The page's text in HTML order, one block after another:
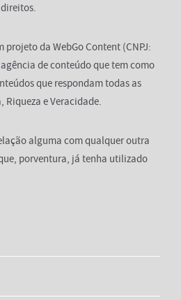
projeto da WebGo Content (CNPJ:
de conteúdo que tem como
que respondam todas as
Riqueza e Veracidade.
alguma com qualquer outra
porventura, já tenha utilizado